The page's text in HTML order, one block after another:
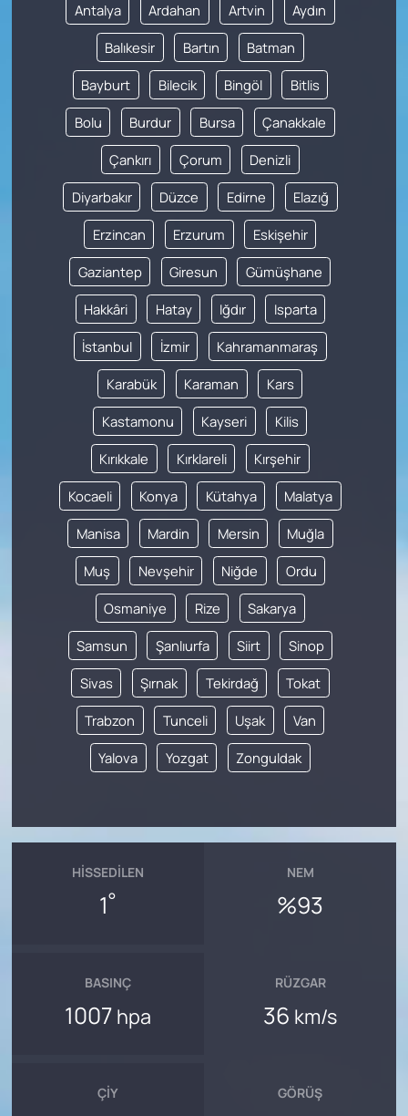
Antalya Ardahan Artvin Aydın
Balıkesir Bartın Batman
Bayburt Bilecik Bingöl Bitlis
Bolu Burdur Bursa Çanakkale
Çankırı Çorum Denizli
Diyarbakır Düzce Edirne Elazığ
Erzincan Erzurum Eskişehir
Gaziantep Giresun Gümüşhane
Hakkâri Hatay Iğdır Isparta
İstanbul İzmir Kahramanmaraş
Karabük Karaman Kars
Kastamonu Kayseri Kilis
Kırıkkale Kırklareli Kırşehir
Kocaeli Konya Kütahya Malatya
Manisa Mardin Mersin Muğla
Muş Nevşehir Niğde Ordu
Osmaniye Rize Sakarya
Samsun Şanlıurfa Siirt Sinop
Sivas Şırnak Tekirdağ Tokat
Trabzon Tunceli Uşak Van
Yalova Yozgat Zonguldak
HISSEDILEN
1°
NEM
%93
BASINÇ
1007 hpa
RÜZGAR
36 km/s
ÇIY GÖRÜŞ